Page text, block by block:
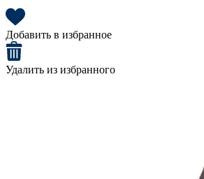
Добавить в избранное
Удалить из избранного